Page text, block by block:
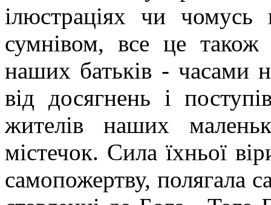
ілюстраціях чи
сумнівом, все це також
наших батьків - часами
від досягнень і
жителів наших
містечок. Сила їхньої
самопожертву, полягала